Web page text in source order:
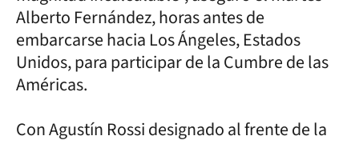
Alberto Fernández, horas antes de
embarcarse hacia Los Ángeles, Estados
Unidos, para participar de la Cumbre de las
Américas.
Con Agustín Rossi designado al frente de la